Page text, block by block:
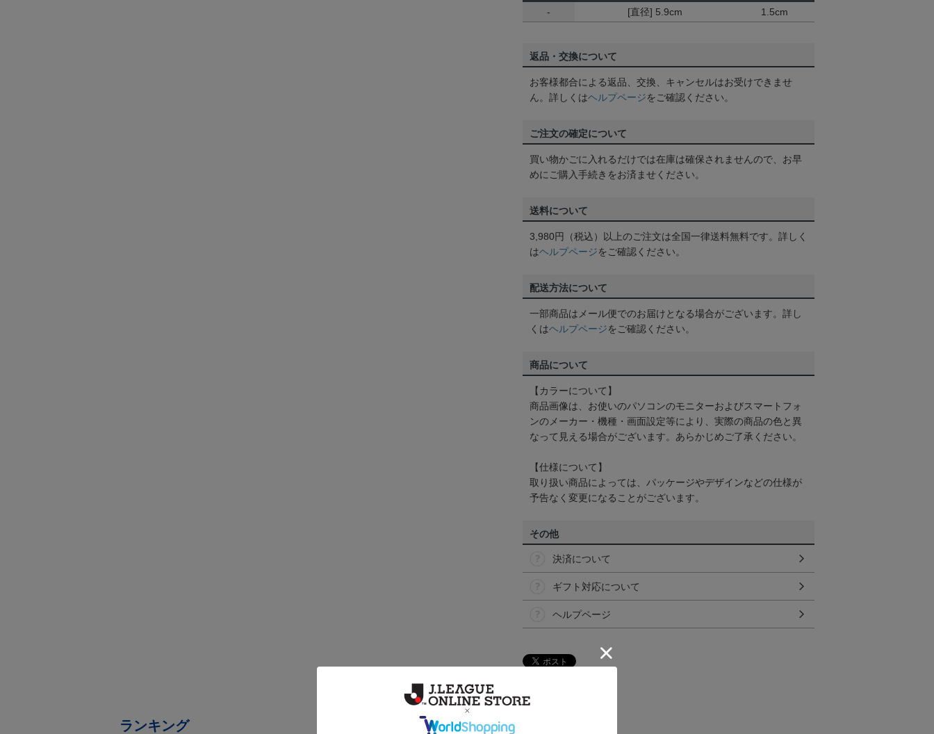
-
[直径] 5.9cm 1.5cm
返品・交換について
お客様都合による返品、交換、キャンセルはお受けできませ
ん。詳しくはヘルプページをご確認ください。
ご注文の確定について
買い物かごに入れるだけでは在庫は確保されませんので、お早
めにご購入手続きをお済ませください。
送料について
3,980円（税込）以上のご注文は全国一律送料無料です。詳しく
はヘルプページをご確認ください。
配送方法について
一部商品はメール便でのお届けとなる場合がございます。詳し
くはヘルプページをご確認ください。
商品について
【カラーについて】
商品画像は、お使いのパソコンのモニターおよびスマートフォ
ンのメーカー・機種・画面設定等により、実際の商品の色と異
なって見える場合がございます。あらかじめご了承ください。
【仕様について】
取り扱い商品によっては、パッケージやデザインなどの仕様が
予告なく変更になることがございます。
その他
決済について
ギフト対応について
ヘルプページ
ランキング